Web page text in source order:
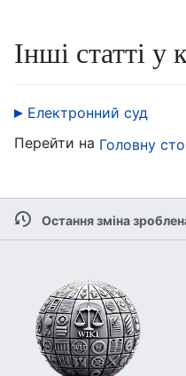
Інші статті у
Електронний суд
Перейти на Головну
Остання зміна